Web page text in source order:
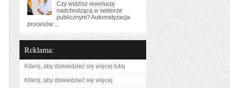
Czy widzisz ⁤rewolucję
nadchodzącą ⁤w sektorze‌
publicznym?⁤ Automatyzacja
procesów‍ ...
Reklama:
Kliknij, aby dowiedzieć się więcej tutaj
Kliknij, aby dowiedzieć się więcej